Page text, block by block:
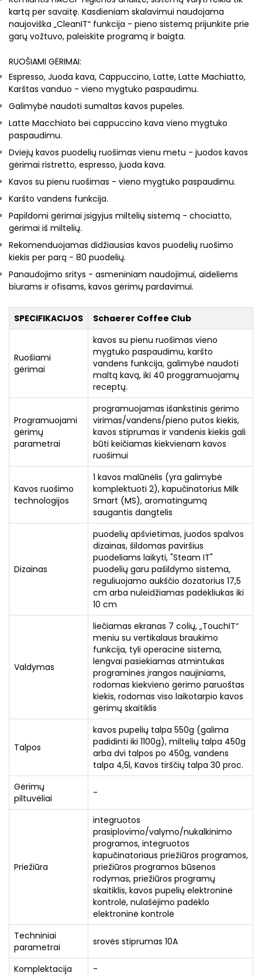
kartą per savaitę. Kasdieniam skalavimui naudojama
naujoviška „CleanIT“ funkcija - pieno sistemą prijunkite prie
garų vožtuvo, paleiskite programą ir baigta.
RUOŠIAMI GĖRIMAI:
Espresso, Juoda kava, Cappuccino, Latte, Latte Machiatto,
Karštas vanduo - vieno mygtuko paspaudimu.
Galimybė naudoti sumaltas kavos pupeles.
Latte Macchiato bei cappuccino kava vieno mygtuko
paspaudimu.
Dviejų kavos puodelių ruošimas vienu metu - juodos kavos
gėrimai ristretto, espresso, juoda kava.
Kavos su pienu ruošimas - vieno mygtuko paspaudimu.
Karšto vandens funkcija.
Papildomi gėrimai įsigyjus miltelių sistemą - chociatto,
gėrimai iš miltelių.
Rekomenduojamas didžiausias kavos puodelių ruošimo
kiekis per parą - 80 puodelių.
Panaudojimo sritys - asmeniniam naudojimui, aideliems
biurams ir ofisams, kavos gėrimų pardavimui.
SPECIFIKACIJOS Schaerer Coffee Club
Ruošiami
gėrimai
kavos su pienu ruošimas vieno
mygtuko paspaudimu, karšto
vandens funkcija, galimybė naudoti
maltą kavą, iki 40 proggramuojamų
receptų.
Programuojami
gėrimų
parametrai
programuojamas išankstinis gėrimo
virimas/vandens/pieno putos kiekis,
kavos stiprumas ir vandenis kiekis gali
būti keičiamas kiekvienam kavos
ruošimui
Kavos ruošimo
technologijos
1 kavos malūnėlis (yra galimybė
komplektuoti 2), kapučinatorius Milk
Smart (MS), aromatingumą
saugantis dangtelis
Dizainas
puodelių apšvietimas, juodos spalvos
dizainas, šildomas paviršius
puodeliams laikyti, "Steam IT"
puodelių garu pašildymo sistema,
reguliuojamo aukščio dozatorius 17,5
cm arba nuleidžiamas padėkliukas iki
10 cm
Valdymas
liečiamas ekranas 7 colių, „TouchIT“
meniu su vertikalaus braukimo
funkcija, tyli operacinė sistema,
lengvai pasiekiamas atmintukas
programinės įrangos naujiniams,
rodomas kiekvieno gėrimo paruoštas
kiekis, rodomas viso laikotarpio kavos
gėrimų skaitiklis
Talpos
kavos pupelių talpa 550g (galima
padidinti iki 1100g), miltelių talpa 450g
arba dvi talpos po 450g, vandens
talpa 4,5l, Kavos tirščių talpa 30 proc.
Gėrimų
piltuvėliai
-
Priežiūra
integruotos
prasiplovimo/valymo/nukalkinimo
programos, integruotos
kapučinatoriaus priežiūros programos,
priežiūros programos būsenos
rodymas, priežiūros programų
skaitiklis, kavos pupelių elektroninė
kontrolė, nulašėjimo padėklo
elektroninė kontrolė
Techniniai
parametrai
srovės stiprumas 10A
Komplektacija -